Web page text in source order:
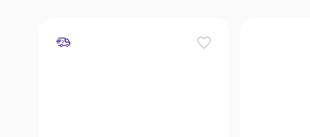
favorite_border